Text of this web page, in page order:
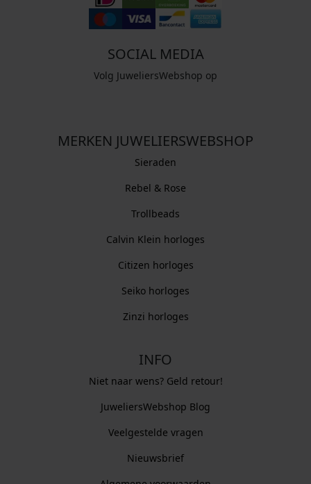
SOCIAL MEDIA
Volg JuweliersWebshop op
MERKEN JUWELIERSWEBSHOP
Sieraden
Rebel & Rose
Trollbeads
Calvin Klein horloges
Citizen horloges
Seiko horloges
Zinzi horloges
INFO
Niet naar wens? Geld retour!
JuweliersWebshop Blog
Veelgestelde vragen
Nieuwsbrief